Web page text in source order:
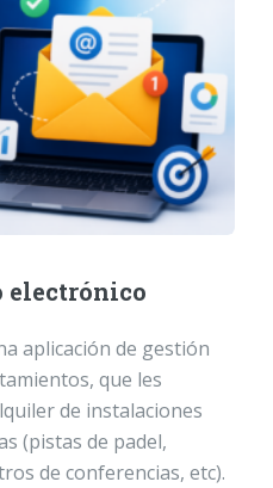
electrónico
aplicación de gestión
que les
de instalaciones
(pistas de padel,
de conferencias, etc).